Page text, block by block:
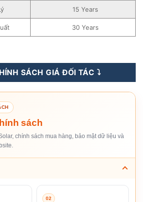
15 Years
30 Years
Mặt Trời AE Solar 640-660WP -
SÁCH GIÁ ĐỐI TÁC ⤵️
sách
chính sách mua hàng, bảo mật dữ liệu và
02